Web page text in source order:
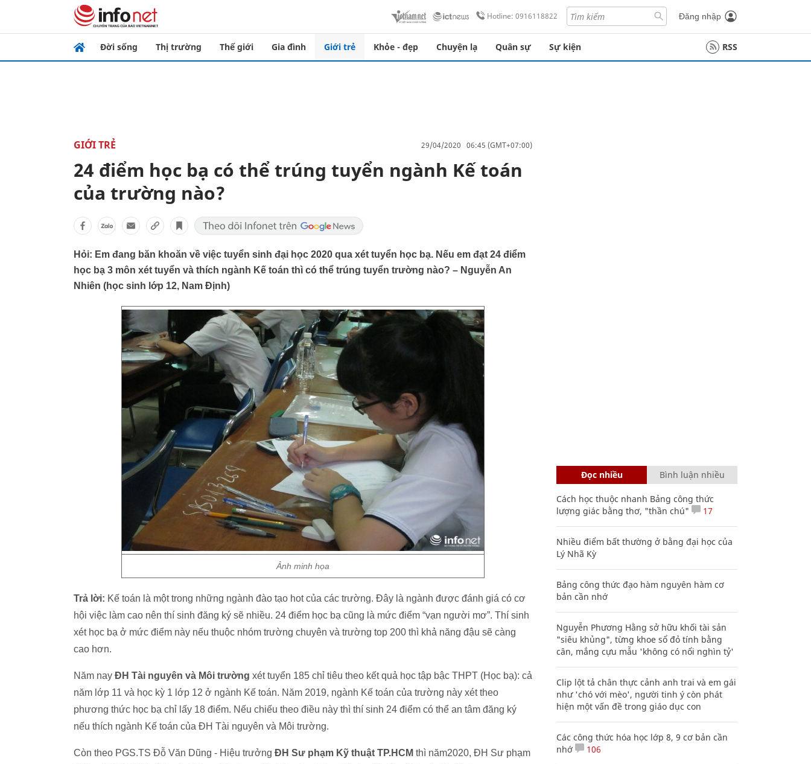
Hotline: 0916118822 Đăng nhập
Đời sống Thị trường Thế giới Gia đình Giới trẻ Khỏe - đẹp Chuyện lạ Quân sự Sự kiện RSS
GIỚI TRẺ 29/04/2020 06:45 (GMT+07:00)
24 điểm học bạ có thể trúng tuyển ngành Kế toán
của trường nào?
Hỏi: Em đang băn khoăn về việc tuyển sinh đại học 2020 qua xét tuyển học bạ. Nếu em đạt 24 điểm
học bạ 3 môn xét tuyển và thích ngành Kế toán thì có thể trúng tuyển trường nào? – Nguyễn An
Nhiên (học sinh lớp 12, Nam Định)
Ảnh minh họa
Trả lời: Kế toán là một trong những ngành đào tạo hot của các trường. Đây là ngành được đánh giá có cơ
hội việc làm cao nên thí sinh đăng ký sẽ nhiều. 24 điểm học bạ cũng là mức điểm “vạn người mơ”. Thí sinh
xét học bạ ở mức điểm này nếu thuộc nhóm trường chuyên và trường top 200 thì khả năng đậu sẽ càng
cao hơn.
Năm nay ĐH Tài nguyên và Môi trường xét tuyển 185 chỉ tiêu theo kết quả học tập bậc THPT (Học bạ): cả
năm lớp 11 và học kỳ 1 lớp 12 ở ngành Kế toán. Năm 2019, ngành Kế toán của trường này xét theo
phương thức học bạ chỉ lấy 18 điểm. Nếu chiếu theo điều này thì thí sinh 24 điểm có thể an tâm đăng ký
nếu thích ngành Kế toán của ĐH Tài nguyên và Môi trường.
Còn theo PGS.TS Đỗ Văn Dũng - Hiệu trưởng ĐH Sư phạm Kỹ thuật TP.HCM thì năm2020, ĐH Sư phạm
Đọc nhiều Bình luận nhiều
Cách học thuộc nhanh Bảng công thức
lượng giác bằng thơ, "thần chú"
17
Nhiều điểm bất thường ở bằng đại học của
Lý Nhã Kỳ
Bảng công thức đạo hàm nguyên hàm cơ
bản cần nhớ
Nguyễn Phương Hằng sở hữu khối tài sản
"siêu khủng", từng khoe sổ đỏ tính bằng
cân, mắng cựu mẫu 'không có nổi nghìn tỷ'
Clip lột tả chân thực cảnh anh trai và em gái
như 'chó với mèo', người tinh ý còn phát
hiện một vấn đề trong giáo dục con
Các công thức hóa học lớp 8, 9 cơ bản cần
nhớ
106